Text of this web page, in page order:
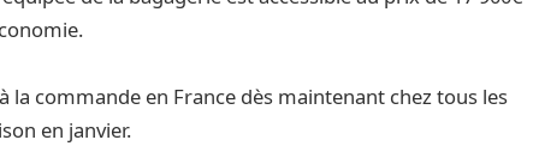
la commande en France dès maintenant chez tous les
en janvier.